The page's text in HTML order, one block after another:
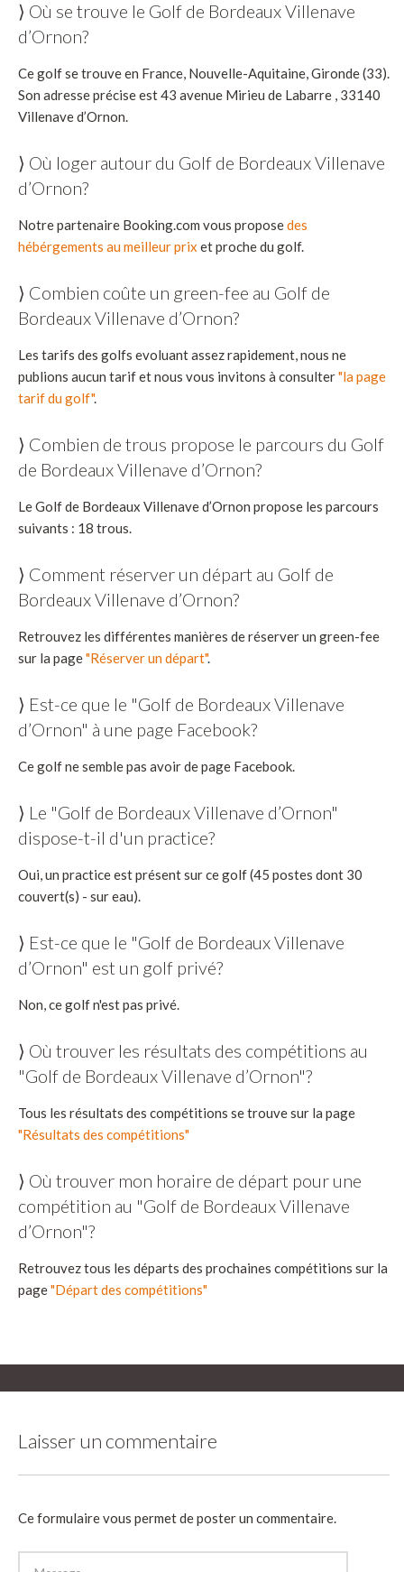
⟩ Où se trouve le Golf de Bordeaux Villenave
d’Ornon?
Ce golf se trouve en France, Nouvelle-Aquitaine, Gironde (33).
Son adresse précise est 43 avenue Mirieu de Labarre , 33140
Villenave d’Ornon.
⟩ Où loger autour du Golf de Bordeaux Villenave
d’Ornon?
Notre partenaire Booking.com vous proposedes
hébérgements au meilleur prix et proche du golf.
⟩ Combien coûte un green-fee au Golf de
Bordeaux Villenave d’Ornon?
Les tarifs des golfs evoluant assez rapidement, nous ne
publions aucun tarif et nous vous invitons à consulter"la page
tarif du golf".
⟩ Combien de trous propose le parcours du Golf
de Bordeaux Villenave d’Ornon?
Le Golf de Bordeaux Villenave d’Ornon propose les parcours
suivants : 18 trous.
⟩ Comment réserver un départ au Golf de
Bordeaux Villenave d’Ornon?
Retrouvez les différentes manières de réserver un green-fee
sur la page"Réserver un départ".
⟩ Est-ce que le "Golf de Bordeaux Villenave
d’Ornon" à une page Facebook?
Ce golf ne semble pas avoir de page Facebook.
⟩ Le "Golf de Bordeaux Villenave d’Ornon"
dispose-t-il d'un practice?
Oui, un practice est présent sur ce golf (45 postes dont 30
couvert(s) - sur eau).
⟩ Est-ce que le "Golf de Bordeaux Villenave
d’Ornon" est un golf privé?
Non, ce golf n'est pas privé.
⟩ Où trouver les résultats des compétitions au
"Golf de Bordeaux Villenave d’Ornon"?
Tous les résultats des compétitions se trouve sur la page
"Résultats des compétitions"
⟩ Où trouver mon horaire de départ pour une
compétition au "Golf de Bordeaux Villenave
d’Ornon"?
Retrouvez tous les départs des prochaines compétitions sur la
page"Départ des compétitions"
Laisser un commentaire
Ce formulaire vous permet de poster un commentaire.